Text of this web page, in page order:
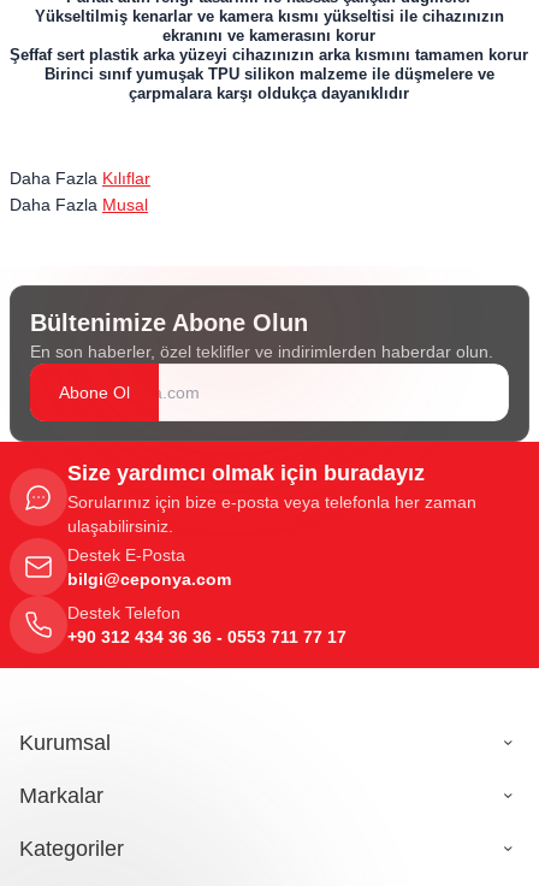
Yükseltilmiş kenarlar ve kamera kısmı yükseltisi ile cihazınızın
ekranını ve kamerasını korur
Şeffaf sert plastik arka yüzeyi cihazınızın arka kısmını tamamen korur
Birinci sınıf yumuşak TPU silikon malzeme ile düşmelere ve
çarpmalara karşı oldukça dayanıklıdır
Daha Fazla Kılıflar
Daha Fazla Musal
Bültenimize Abone Olun
En son haberler, özel teklifler ve indirimlerden haberdar olun.
Abone Ol
Size yardımcı olmak için buradayız
Sorularınız için bize e-posta veya telefonla her zaman
ulaşabilirsiniz.
Destek E-Posta
bilgi@ceponya.com
Destek Telefon
+90 312 434 36 36 - 0553 711 77 17
Kurumsal
Markalar
Kategoriler